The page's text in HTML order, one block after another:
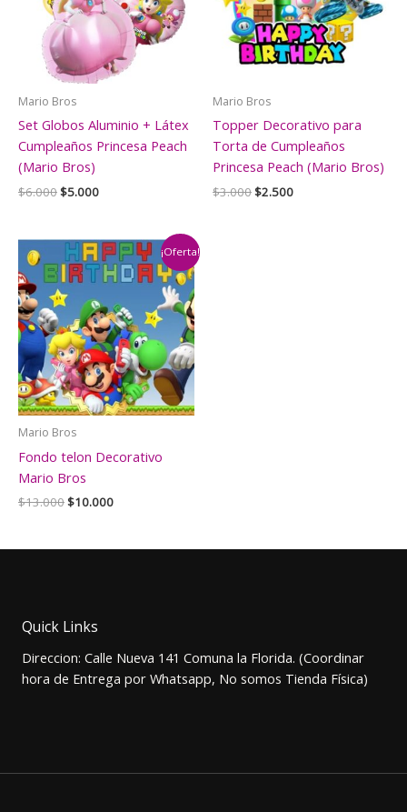
Mario Bros
Set Globos Aluminio + Látex
Cumpleaños Princesa Peach
(Mario Bros)
$6.000El
era:
$6.000.
$5.000El
es:
$5.000.
Mario Bros
Topper Decorativo para
Torta de Cumpleaños
Princesa Peach (Mario Bros)
$3.000El
$2.500El
¡Oferta!
Mario Bros
Fondo telon Decorativo
Mario Bros
$13.000El
era:
$10.000El
es:
Quick Links
Direccion: Calle Nueva 141 Comuna la Florida. (Coordinar
hora de Entrega por Whatsapp, No somos Tienda Física)